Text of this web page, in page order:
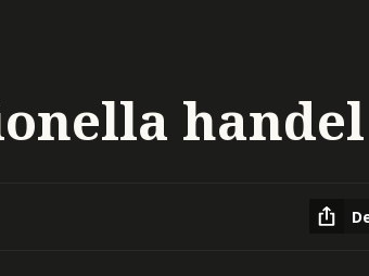
handel